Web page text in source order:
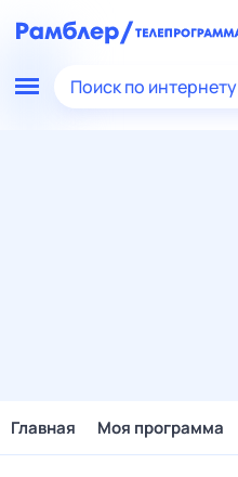
Поиск по интернету
Главная Моя программа